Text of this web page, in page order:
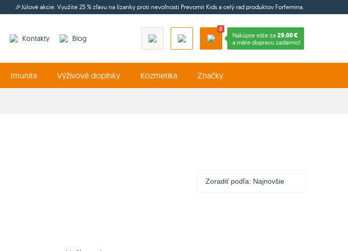
🎉Júlové akcie: Využite 25 % zľavu na lízanky proti nevoľnosti Prevomit Kids a celý rad produktov Forfemina.
Kontakty Blog
0
Nakúpte ešte za 29.00 €
a máte dopravu zadarmo!
Imunita Výživové doplnky Kozmetika Značky
Zoradiť podľa: Najnovšie